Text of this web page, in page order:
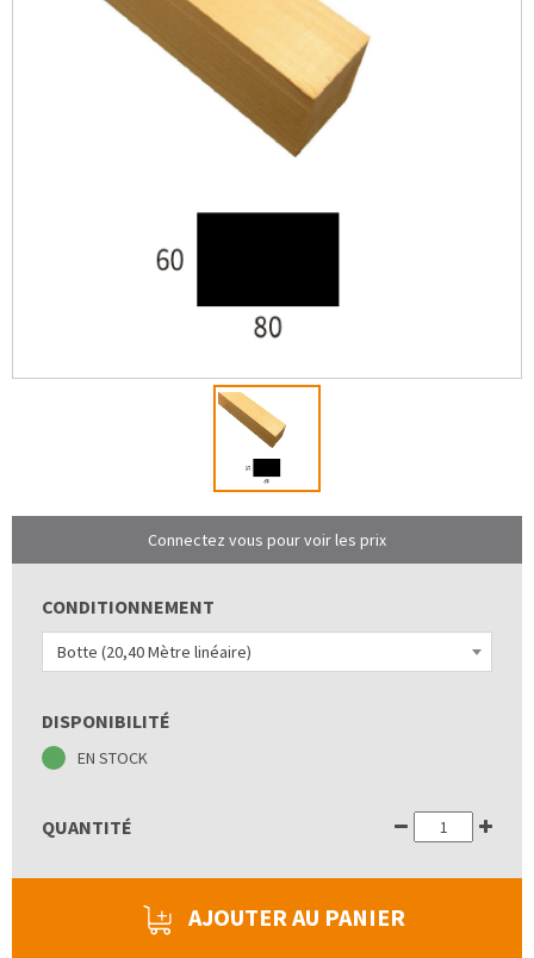
Connectez vous pour voir les prix
CONDITIONNEMENT
Botte (20,40 Mètre linéaire)
DISPONIBILITÉ
EN STOCK
QUANTITÉ
AJOUTER AU PANIER